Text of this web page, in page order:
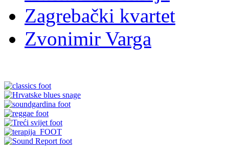
Zagrebački kvartet
Zvonimir Varga